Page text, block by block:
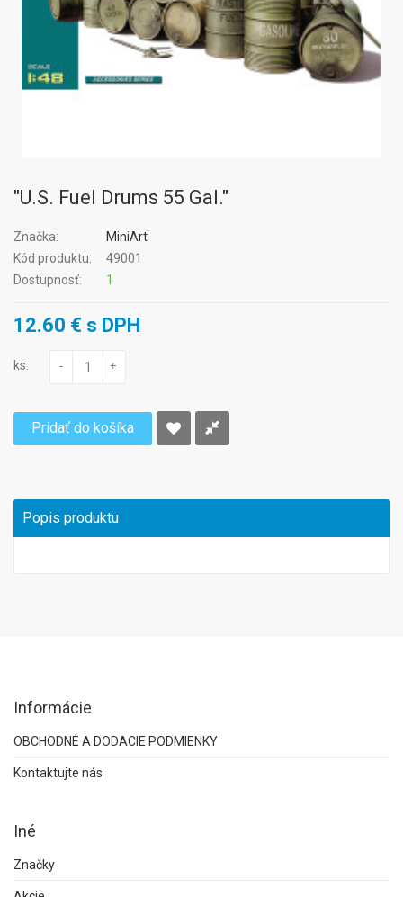
"U.S. Fuel Drums 55 Gal."
Značka:
MiniArt
Kód produktu:
49001
Dostupnosť:
1
12.60 € s DPH
ks: - +
Pridať do košíka
Popis produktu
Informácie
OBCHODNÉ A DODACIE PODMIENKY
Kontaktujte nás
Iné
Značky